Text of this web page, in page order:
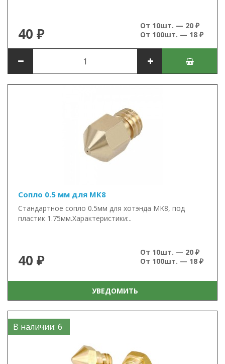
40 ₽
От 10шт. — 20 ₽
От 100шт. — 18 ₽
Сопло 0.5 мм для MK8
Стандартное сопло 0.5мм для хотэнда MK8, под
пластик 1.75мм.Характеристики:..
40 ₽
От 10шт. — 20 ₽
От 100шт. — 18 ₽
УВЕДОМИТЬ
В наличии: 6